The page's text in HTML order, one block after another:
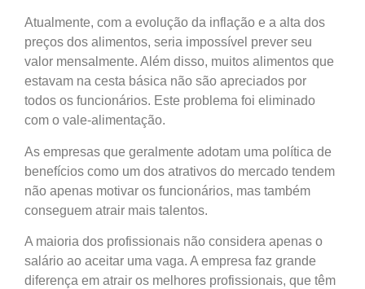
Atualmente, com a evolução da inflação e a alta dos
preços dos alimentos, seria impossível prever seu
valor mensalmente. Além disso, muitos alimentos que
estavam na cesta básica não são apreciados por
todos os funcionários. Este problema foi eliminado
com o vale-alimentação.
As empresas que geralmente adotam uma política de
benefícios como um dos atrativos do mercado tendem
não apenas motivar os funcionários, mas também
conseguem atrair mais talentos.
A maioria dos profissionais não considera apenas o
salário ao aceitar uma vaga. A empresa faz grande
diferença em atrair os melhores profissionais, que têm